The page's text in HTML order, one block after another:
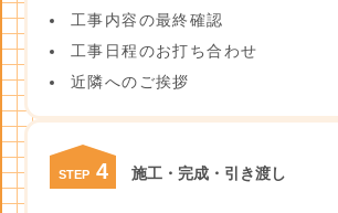
工事内容の最終確認
工事日程のお打ち合わせ
近隣へのご挨拶
STEP 4 施工・完成・引き渡し